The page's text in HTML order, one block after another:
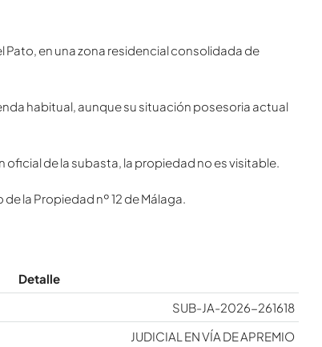
Pato, en una zona residencial consolidada de
habitual, aunque su situación posesoria actual
de la subasta, la propiedad no es visitable.
de la Propiedad nº 12 de Málaga.
Detalle
SUB-JA-2026-261618
JUDICIAL EN VÍA DE APREMIO